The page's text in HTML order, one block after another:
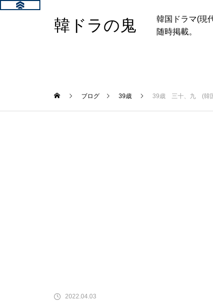
韓ドラの鬼
韓国ドラマ(現
随時掲載。
ブログ 39歳 39歳 三十、九 (韓
2022.04.03